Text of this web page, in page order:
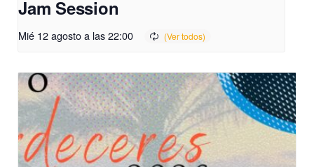
Jam Session
Mié 12 agosto a las 22:00